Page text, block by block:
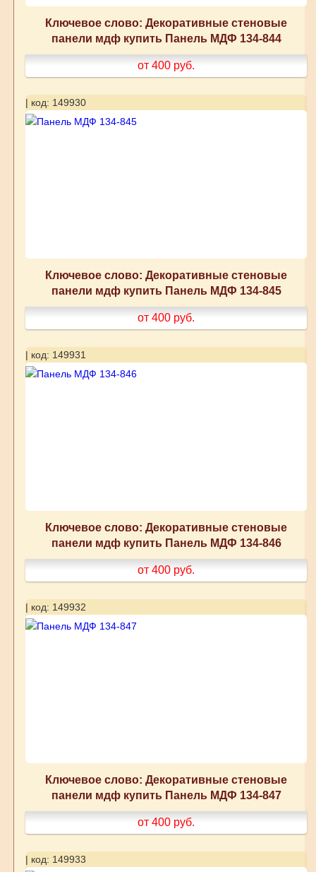
Ключевое слово: Декоративные стеновые
панели мдф купить Панель МДФ 134-844
от 400 руб.
| код: 149930
Ключевое слово: Декоративные стеновые
панели мдф купить Панель МДФ 134-845
от 400 руб.
| код: 149931
Ключевое слово: Декоративные стеновые
панели мдф купить Панель МДФ 134-846
от 400 руб.
| код: 149932
Ключевое слово: Декоративные стеновые
панели мдф купить Панель МДФ 134-847
от 400 руб.
| код: 149933